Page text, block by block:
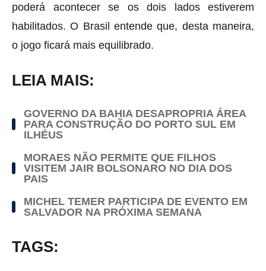
poderá acontecer se os dois lados estiverem
habilitados. O Brasil entende que, desta maneira,
o jogo ficará mais equilibrado.
LEIA MAIS:
GOVERNO DA BAHIA DESAPROPRIA ÁREA
PARA CONSTRUÇÃO DO PORTO SUL EM
ILHÉUS
MORAES NÃO PERMITE QUE FILHOS
VISITEM JAIR BOLSONARO NO DIA DOS
PAIS
MICHEL TEMER PARTICIPA DE EVENTO EM
SALVADOR NA PRÓXIMA SEMANA
TAGS: